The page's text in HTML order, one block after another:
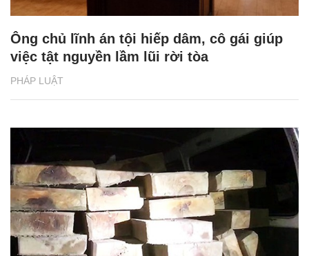
PHÁP LUẬT
Ông chủ lĩnh án tội hiếp dâm, cô gái giúp
việc tật nguyền lầm lũi rời tòa